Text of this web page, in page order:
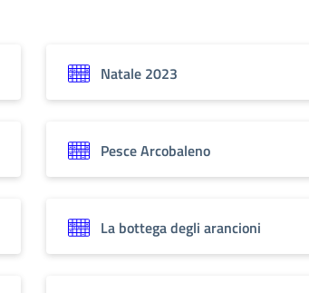
Natale 2023
Pesce Arcobaleno
La bottega degli arancioni